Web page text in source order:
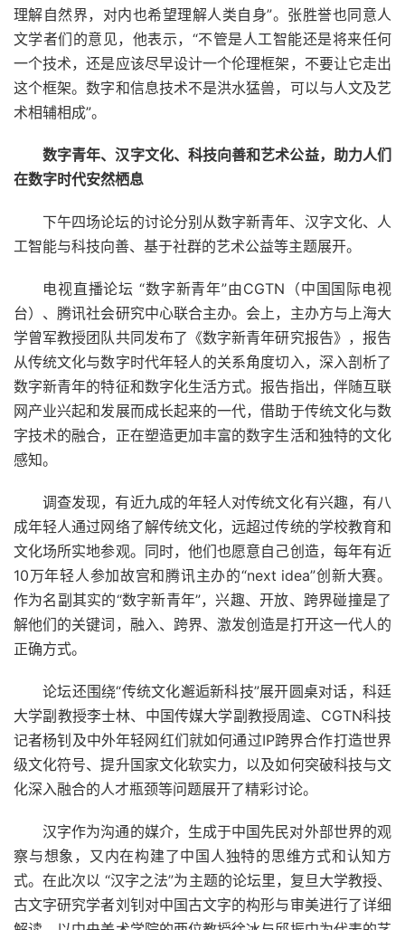
理解自然界，对内也希望理解人类自身”。张胜誉也同意人
文学者们的意见，他表示，“不管是人工智能还是将来任何
一个技术，还是应该尽早设计一个伦理框架，不要让它走出
这个框架。数字和信息技术不是洪水猛兽，可以与人文及艺
术相辅相成”。
数字青年、汉字文化、科技向善和艺术公益， 助力人们
在数字时代安然栖息
下午四场论坛的讨论分别从数字新青年、汉字文化、人
工智能与科技向善、基于社群的艺术公益等主题展开。
电视直播论坛 “数字新青年”由CGTN（中国国际电视
台）、腾讯社会研究中心联合主办。会上，主办方与上海大
学曾军教授团队共同发布了《数字新青年研究报告》，报告
从传统文化与数字时代年轻人的关系角度切入，深入剖析了
数字新青年的特征和数字化生活方式。报告指出，伴随互联
网产业兴起和发展而成长起来的一代，借助于传统文化与数
字技术的融合，正在塑造更加丰富的数字生活和独特的文化
感知。
调查发现，有近九成的年轻人对传统文化有兴趣，有八
成年轻人通过网络了解传统文化，远超过传统的学校教育和
文化场所实地参观。同时，他们也愿意自己创造，每年有近
10万年轻人参加故宫和腾讯主办的“next idea”创新大赛。
作为名副其实的“数字新青年”，兴趣、开放、跨界碰撞是了
解他们的关键词，融入、跨界、激发创造是打开这一代人的
正确方式。
论坛还围绕“传统文化邂逅新科技”展开圆桌对话，科廷
大学副教授李士林、中国传媒大学副教授周逵、CGTN科技
记者杨钊及中外年轻网红们就如何通过IP跨界合作打造世界
级文化符号、提升国家文化软实力，以及如何突破科技与文
化深入融合的人才瓶颈等问题展开了精彩讨论。
汉字作为沟通的媒介，生成于中国先民对外部世界的观
察与想象，又内在构建了中国人独特的思维方式和认知方
式。在此次以 “汉字之法”为主题的论坛里，复旦大学教授、
古文字研究学者刘钊对中国古文字的构形与审美进行了详细